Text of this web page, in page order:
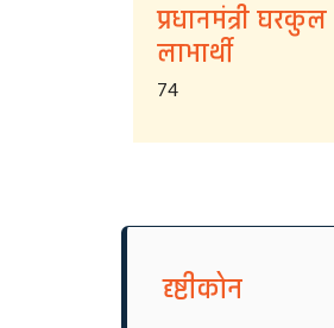
प्रधानमंत्री घरकुल
लाभार्थी
74
दृष्टीकोन